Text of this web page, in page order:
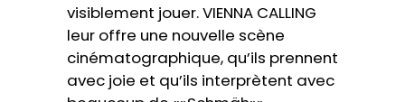
visiblement jouer. VIENNA CALLING
leur offre une nouvelle scène
cinématographique, qu’ils prennent
avec joie et qu’ils interprètent avec